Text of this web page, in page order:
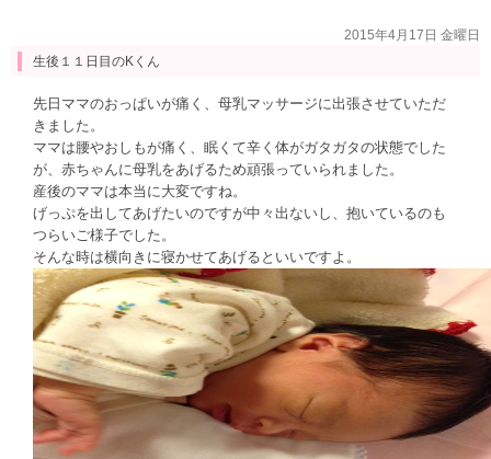
2015年4月17日 金曜日
生後１１日目のKくん
先日ママのおっぱいが痛く、母乳マッサージに出張させていただ
きました。
ママは腰やおしもが痛く、眠くて辛く体がガタガタの状態でした
が、赤ちゃんに母乳をあげるため頑張っていられました。
産後のママは本当に大変ですね。
げっぷを出してあげたいのですが中々出ないし、抱いているのも
つらいご様子でした。
そんな時は横向きに寝かせてあげるといいですよ。